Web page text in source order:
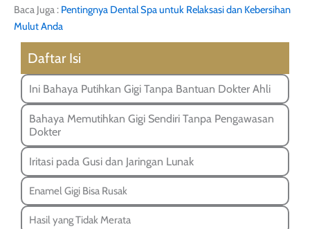
Baca Juga : Pentingnya Dental Spa untuk Relaksasi dan Kebersihan
Mulut Anda
Daftar Isi
Ini Bahaya Putihkan Gigi Tanpa Bantuan Dokter Ahli
Bahaya Memutihkan Gigi Sendiri Tanpa Pengawasan
Dokter
Iritasi pada Gusi dan Jaringan Lunak
Enamel Gigi Bisa Rusak
Hasil yang Tidak Merata